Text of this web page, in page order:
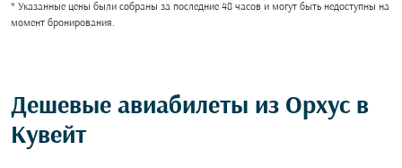
* Указанные цены были собраны за последние 48 часов и могут быть недоступны на
момент бронирования.
Дешевые авиабилеты из Орхус в
Кувейт